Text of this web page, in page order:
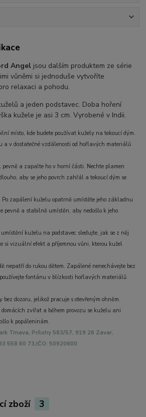
Angel jsou dalším produktem ze série
vůněmi si jednoduše vytvoříte
relaxaci a pohodu.
a jeden podstavec. Doba hoření
kužele je asi 3 cm. Vyrobené v Indii.
místo, kde budete používat kužely na tekoucí dým.
a v dostatečné vzdálenosti od hořlavých materiálů
a zapalte ho v horní části. Nechte plamen
aby se jeho povrch zahřál a tekoucí dým se
Po zapálení kuželu opatrně umístěte jeho základnu
pevně a stabilně umístěn, aby nedošlo k jeho
kuželu na podstavec sledujte, jak se z něj
si vizuální efekt a příjemnou vůni, kterou kužel
nepatří do rukou dětem. Zapálené nenechávejte bez
fontánu v blízkosti hořlavých materiálů
dozoru, jelikož pracuje s otevřeným ohněm.
zvířat a během provozu se kuželu ani
k popáleninám.
Trnava, Prílohy 583/57, 919 26 Zavar,
558 60 73,IČO: 50920600
zboží 3